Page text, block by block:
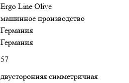
Ergo Line Olive
машинное производство
Германия
Германия
57
двусторонняя симметричная